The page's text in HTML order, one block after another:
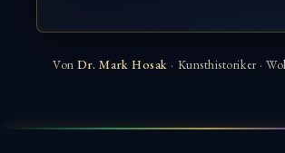
VonDr. Mark Hosak · Kunsthistoriker ·